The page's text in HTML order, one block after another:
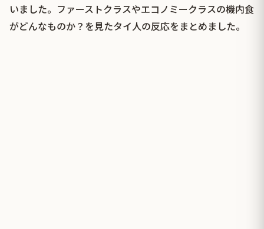
いました。ファーストクラスやエコノミークラスの機内食
がどんなものか？を見たタイ人の反応をまとめました。